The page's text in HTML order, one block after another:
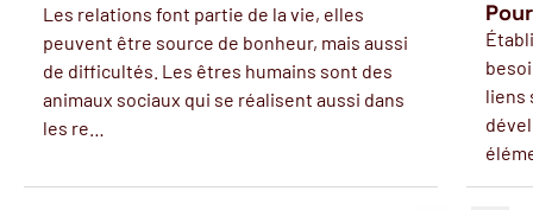
Les relations font partie de la vie, elles
peuvent être source de bonheur, mais aussi
de difficultés. Les êtres humains sont des
animaux sociaux qui se réalisent aussi dans
les re…
liens